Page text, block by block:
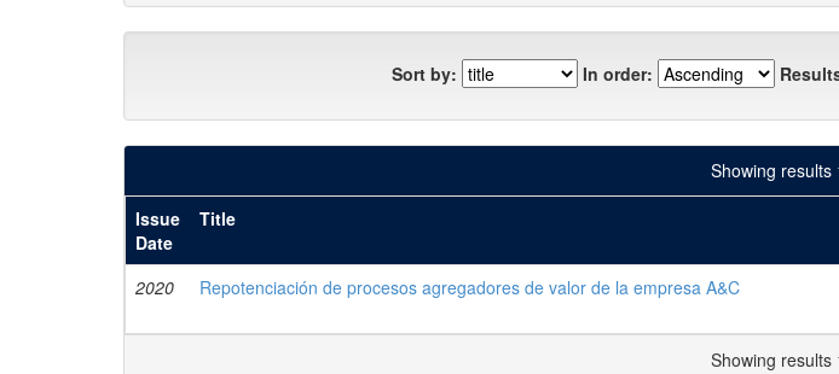
Sort by: In order:
Showing results
Issue
Date
Title
2020 Repotenciación de procesos agregadores de valor de la empresa A&C
Showing results